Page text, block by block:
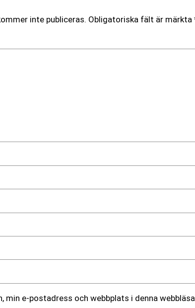
inte publiceras. Obligatoriska fält är märkta
min e-postadress och webbplats i denna